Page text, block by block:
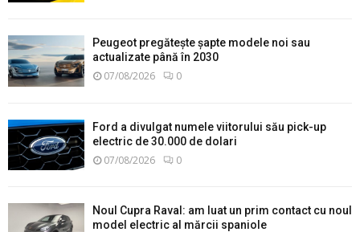
Peugeot pregătește șapte modele noi sau
actualizate până în 2030
07/08/2026 0
Ford a divulgat numele viitorului său pick-up
electric de 30.000 de dolari
07/08/2026 0
Noul Cupra Raval: am luat un prim contact cu noul
model electric al mărcii spaniole